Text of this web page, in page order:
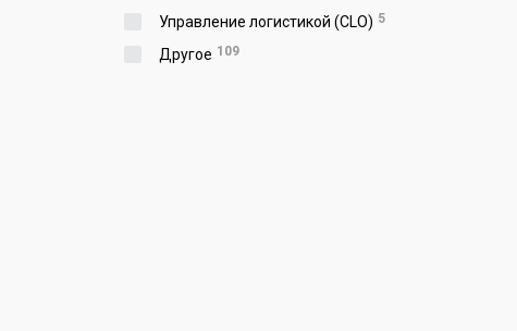
Управление логистикой (CLO) 5
Другое 109